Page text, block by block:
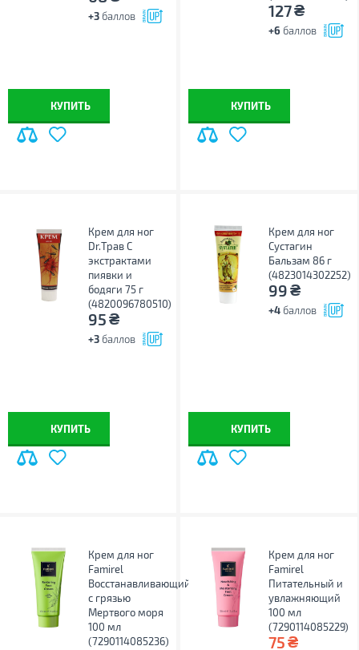
+3 баллов
КУПИТЬ
127₴
+6 баллов
КУПИТЬ
Крем для ног
Dr.Трав С
экстрактами
пиявки и
бодяги 75 г
(4820096780510)
95₴
+3 баллов
КУПИТЬ
Крем для ног
Сустагин
Бальзам 86 г
(4823014302252)
99₴
+4 баллов
КУПИТЬ
Крем для ног
Famirel
Восстанавливающий
с грязью
Мертвого моря
100 мл
(7290114085236)
Крем для ног
Famirel
Питательный и
увлажняющий
100 мл
(7290114085229)
75₴